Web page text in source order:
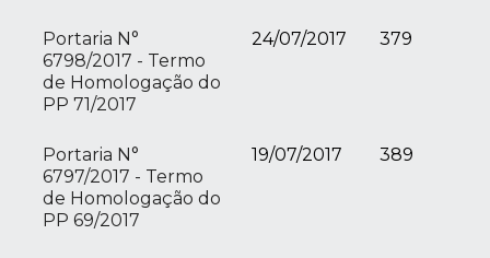
Portaria N°
6798/2017 - Termo
de Homologação do
PP 71/2017
24/07/2017 379
Portaria N°
6797/2017 - Termo
de Homologação do
PP 69/2017
19/07/2017 389